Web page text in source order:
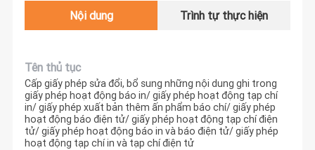
Nội dung Trình tự thực hiện
Tên thủ tục
Cấp giấy phép sửa đổi, bổ sung những nội dung ghi trong
giấy phép hoạt động báo in/ giấy phép hoạt động tạp chí
in/ giấy phép xuất bản thêm ấn phẩm báo chí/ giấy phép
hoạt động báo điện tử/ giấy phép hoạt động tạp chí điện
tử/ giấy phép hoạt động báo in và báo điện tử/ giấy phép
hoạt động tạp chí in và tạp chí điện tử